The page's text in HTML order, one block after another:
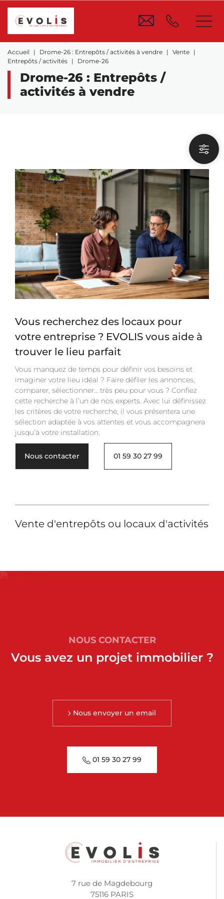
Accueil Drome-26 : Entrepôts / activités à vendre
Vente
Entrepôts / activités
Drome-26
Drome-26 : Entrepôts /
activités à vendre
Vous recherchez des locaux pour
votre entreprise ? EVOLIS vous aide à
trouver le lieu parfait
Vous manquez de temps pour définir vos besoins et
imaginer votre lieu idéal ? Faire défiler les annonces,
comparer, sélectionner… très peu pour vous ? Confiez
cette recherche à l’un de nos experts. Avec lui définissez
les critères de votre recherche, il vous présentera une
sélection adaptée à vos attentes et vous accompagnera
jusqu’à votre installation.
Nous contacter 01 59 30 27 99
Vente d'entrepôts ou locaux d'activités
NOUS CONTACTER
Vous avez un projet immobilier ?
Nous envoyer un email
01 59 30 27 99
7 rue de Magdebourg
75116 PARIS